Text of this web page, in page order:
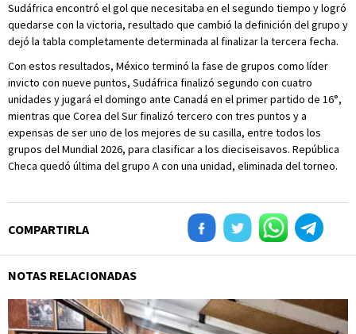
Sudáfrica encontró el gol que necesitaba en el segundo tiempo y logró
quedarse con la victoria, resultado que cambió la definición del grupo y
dejó la tabla completamente determinada al finalizar la tercera fecha.
Con estos resultados, México terminó la fase de grupos como líder
invicto con nueve puntos, Sudáfrica finalizó segundo con cuatro
unidades y jugará el domingo ante Canadá en el primer partido de 16°,
mientras que Corea del Sur finalizó tercero con tres puntos y a
expensas de ser uno de los mejores de su casilla, entre todos los
grupos del Mundial 2026, para clasificar a los dieciseisavos. República
Checa quedó última del grupo A con una unidad, eliminada del torneo.
COMPARTIRLA
NOTAS RELACIONADAS